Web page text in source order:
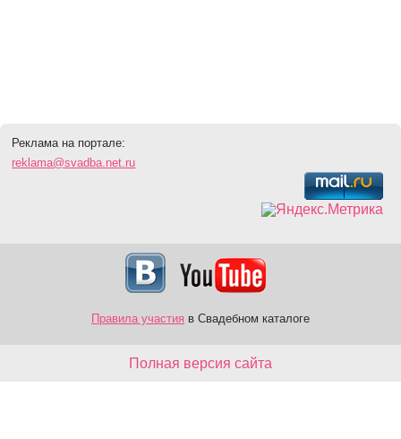
Реклама на портале:
reklama@svadba.net.ru
Правила участия в Свадебном каталоге
Полная версия сайта